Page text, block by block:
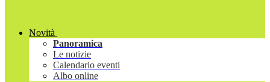
Novità
Panoramica
Le notizie
Calendario eventi
Albo online